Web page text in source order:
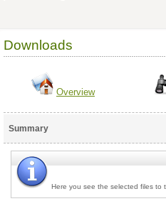
Downloads
Overview
Summary
Here you see the selected files to